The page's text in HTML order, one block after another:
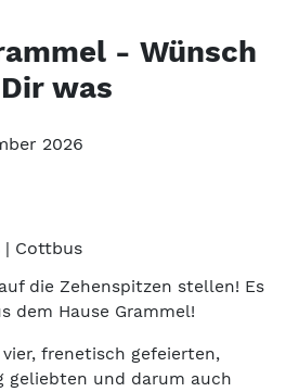
- Wünsch
Dir was
2026
Cottbus
die Zehenspitzen stellen! Es
dem Hause Grammel!
frenetisch gefeierten,
geliebten und darum auch